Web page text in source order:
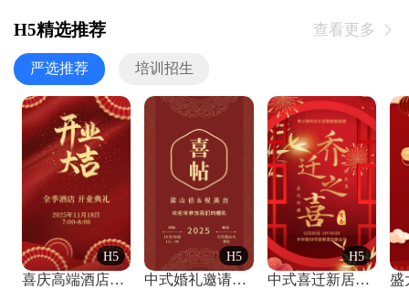
H5精选推荐 查看更多 
严选推荐 培训招生
H5
喜庆高端酒店开业大吉邀请函
H5
中式婚礼邀请函中国风传统复古婚礼请柬请帖
H5
中式喜迁新居乔迁之喜邀请函宴会请帖